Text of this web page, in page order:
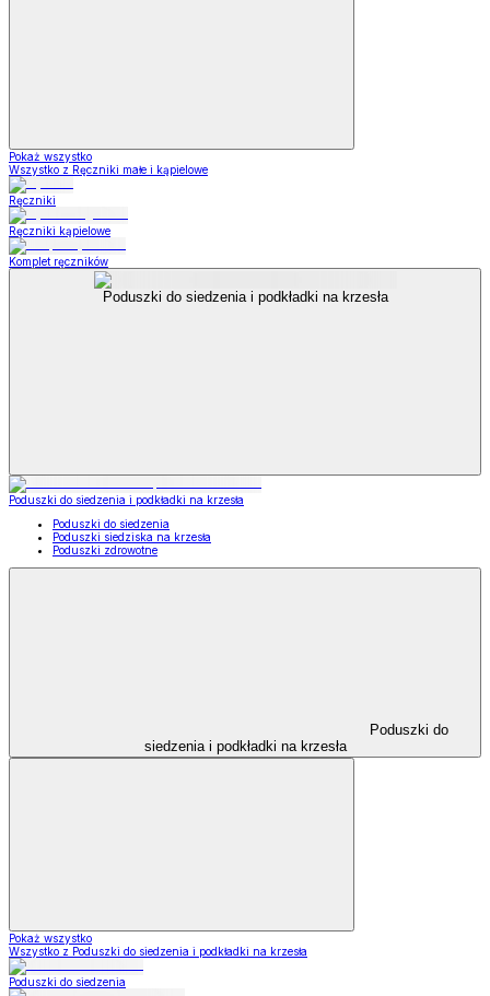
Pokaż wszystko
Wszystko z Ręczniki małe i kąpielowe
Ręczniki
Ręczniki kąpielowe
Komplet ręczników
Poduszki do siedzenia i podkładki na krzesła
Poduszki do siedzenia i podkładki na krzesła
Poduszki do siedzenia
Poduszki siedziska na krzesła
Poduszki zdrowotne
Poduszki do
siedzenia i podkładki na krzesła
Pokaż wszystko
Wszystko z Poduszki do siedzenia i podkładki na krzesła
Poduszki do siedzenia